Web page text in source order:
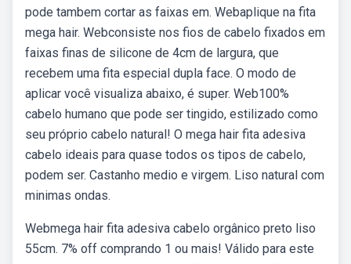
pode tambem cortar as faixas em. Webaplique na fita
mega hair. Webconsiste nos fios de cabelo fixados em
faixas finas de silicone de 4cm de largura, que
recebem uma fita especial dupla face. O modo de
aplicar você visualiza abaixo, é super. Web100%
cabelo humano que pode ser tingido, estilizado como
seu próprio cabelo natural! O mega hair fita adesiva
cabelo ideais para quase todos os tipos de cabelo,
podem ser. Castanho medio e virgem. Liso natural com
minimas ondas.
Webmega hair fita adesiva cabelo orgânico preto liso
55cm. 7% off comprando 1 ou mais! Válido para este